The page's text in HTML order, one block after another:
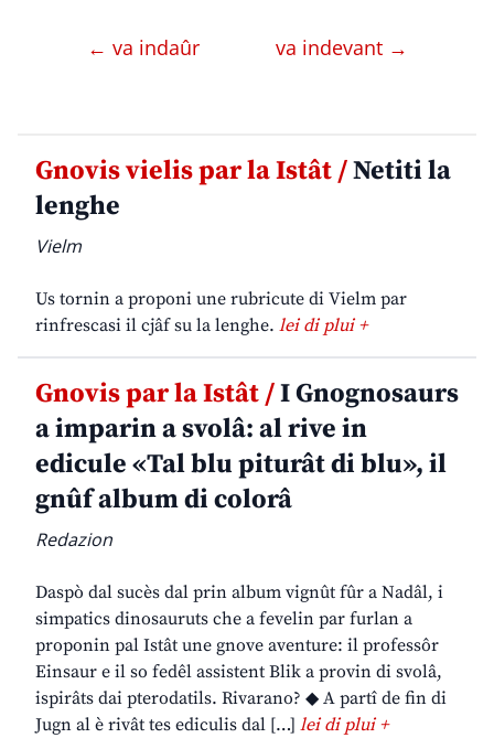
← va indaûr va indevant →
Gnovis vielis par la Istât /Netiti la
lenghe
Vielm
Us tornin a proponi une rubricute di Vielm par
rinfrescasi il cjâf su la lenghe. lei di plui +
Gnovis par la Istât /I Gnognosaurs
a imparin a svolâ: al rive in
edicule «Tal blu piturât di blu», il
gnûf album di colorâ
Redazion
Daspò dal sucès dal prin album vignût fûr a Nadâl, i
simpatics dinosauruts che a fevelin par furlan a
proponin pal Istât une gnove aventure: il professôr
Einsaur e il so fedêl assistent Blik a provin di svolâ,
ispirâts dai pterodatils. Rivarano? ◆ A partî de fin di
Jugn al è rivât tes ediculis dal […] lei di plui +